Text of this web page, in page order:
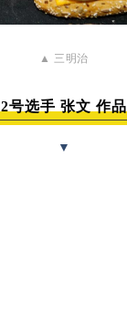
▲ 三明治
2号选手 张文 作品
▼